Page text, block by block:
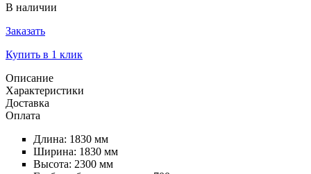
В наличии
Заказать
Купить в 1 клик
Описание
Характеристики
Доставка
Оплата
Длина: 1830 мм
Ширина: 1830 мм
Высота: 2300 мм